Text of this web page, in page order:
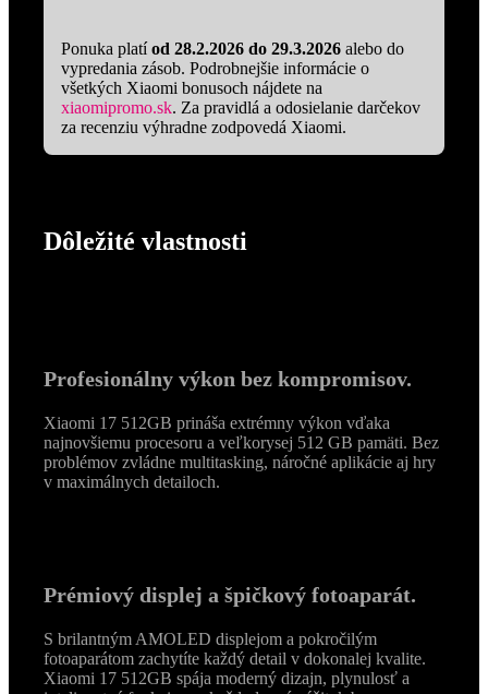
Ponuka platíod 28.2.2026 do 29.3.2026 alebo do
vypredania zásob. Podrobnejšie informácie o
všetkých Xiaomi bonusoch nájdete na
xiaomipromo.sk. Za pravidlá a odosielanie darčekov
za recenziu výhradne zodpovedá Xiaomi.
Dôležité vlastnosti
Profesionálny výkon bez kompromisov.
Xiaomi 17 512GB prináša extrémny výkon vďaka
najnovšiemu procesoru a veľkorysej 512 GB pamäti. Bez
problémov zvládne multitasking, náročné aplikácie aj hry
v maximálnych detailoch.
Prémiový displej a špičkový fotoaparát.
S brilantným AMOLED displejom a pokročilým
fotoaparátom zachytíte každý detail v dokonalej kvalite.
Xiaomi 17 512GB spája moderný dizajn, plynulosť a